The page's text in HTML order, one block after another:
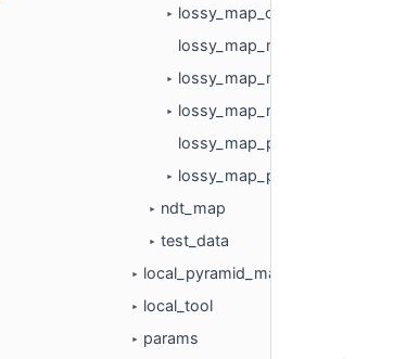
►
lossy_map_config_2d.h
lossy_map_matrix_2d.cc
► lossy_map_matrix_2d.h
►
lossy_map_node_2d.h
lossy_map_pool_2d.cc
► lossy_map_pool_2d.h
► ndt_map
► test_data
► local_pyramid_map
► local_tool
► params